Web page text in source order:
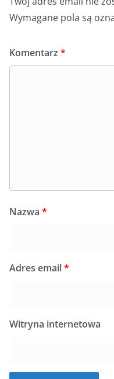
Wymagane pola są
Komentarz *
Nazwa *
Adres email*
Witryna internetowa